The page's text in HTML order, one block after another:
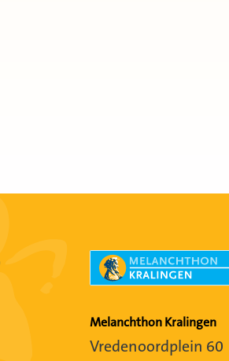
Melanchthon Kralingen
Vredenoordplein 60